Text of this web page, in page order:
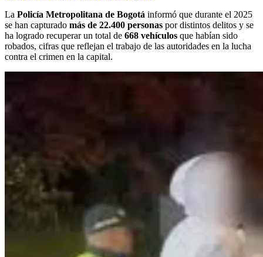
La Policía Metropolitana de Bogotá informó que durante el 2025
se han capturado más de 22.400 personas por distintos delitos y se
ha logrado recuperar un total de 668 vehículos que habían sido
robados, cifras que reflejan el trabajo de las autoridades en la lucha
contra el crimen en la capital.